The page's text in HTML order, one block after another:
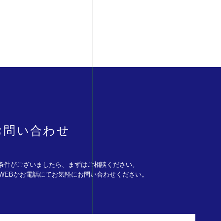
い合わせ
がございましたら、まずはご相談ください。
かお電話にてお気軽にお問い合わせください。